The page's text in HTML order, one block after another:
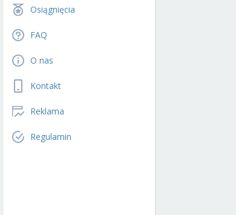
Osiągnięcia
FAQ
O nas
Kontakt
Reklama
Regulamin